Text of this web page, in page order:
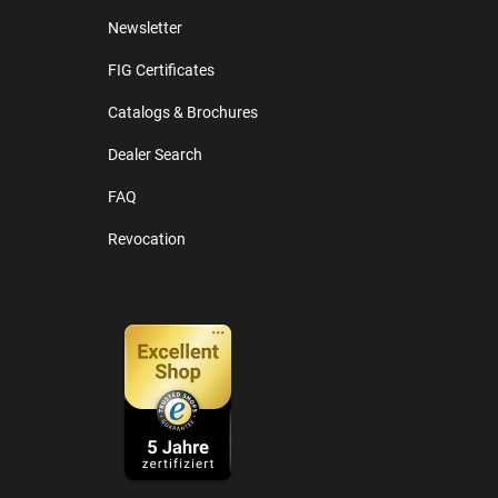
Newsletter
FIG Certificates
Catalogs & Brochures
Dealer Search
FAQ
Revocation